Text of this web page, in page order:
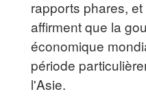
rapports phares,
affirment que la
économique
période
l'Asie.